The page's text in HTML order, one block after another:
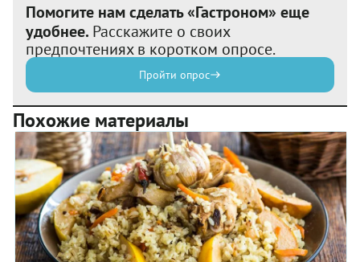
Помогите нам сделать «Гастроном» еще
удобнее. Расскажите о своих
предпочтениях в коротком опросе.
Пройти опрос
Похожие материалы